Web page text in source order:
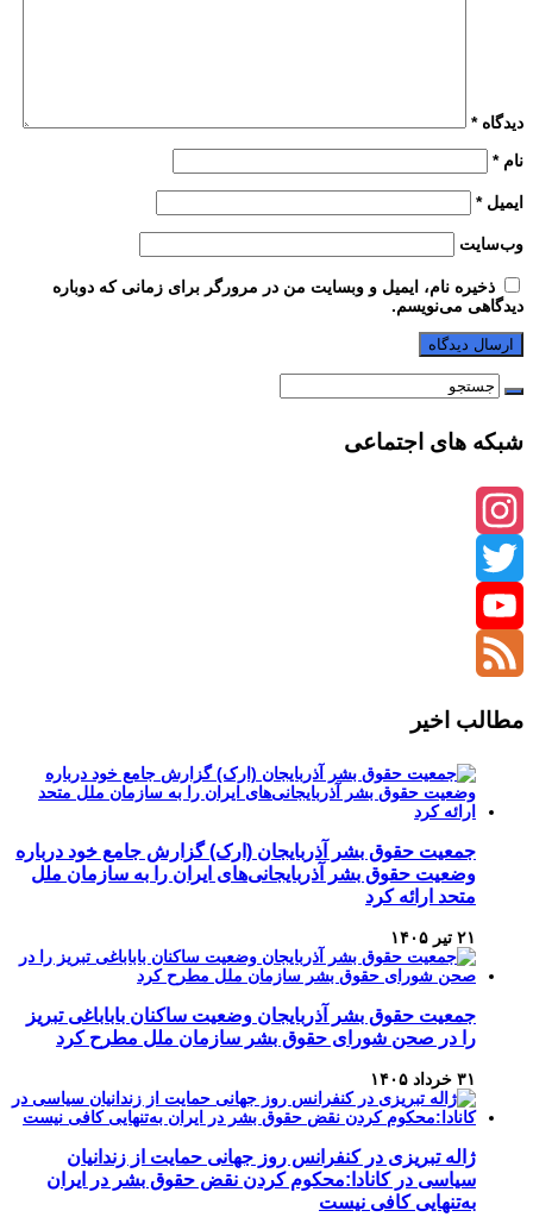
دیدگاه*
نام*
ایمیل*
وب‌سایت
ذخیره نام، ایمیل و وبسایت من در مرورگر برای زمانی که دوباره
دیدگاهی می‌نویسم.
شبکه های اجتماعی
Instagram
Twitter
YouTube
مطالب اخیر
جمعیت حقوق بشر آذربایجان (ارک) گزارش جامع خود درباره
وضعیت حقوق بشر آذربایجانی‌های ایران را به سازمان ملل
متحد ارائه کرد
۲۱ تیر ۱۴۰۵
جمعیت حقوق بشر آذربایجان وضعیت ساکنان باباباغی تبریز
را در صحن شورای حقوق بشر سازمان ملل مطرح کرد
۳۱ خرداد ۱۴۰۵
ژاله تبریزی در کنفرانس روز جهانی حمایت از زندانیان
سیاسی در کانادا:محکوم کردن نقض حقوق بشر در ایران
به‌تنهایی کافی نیست